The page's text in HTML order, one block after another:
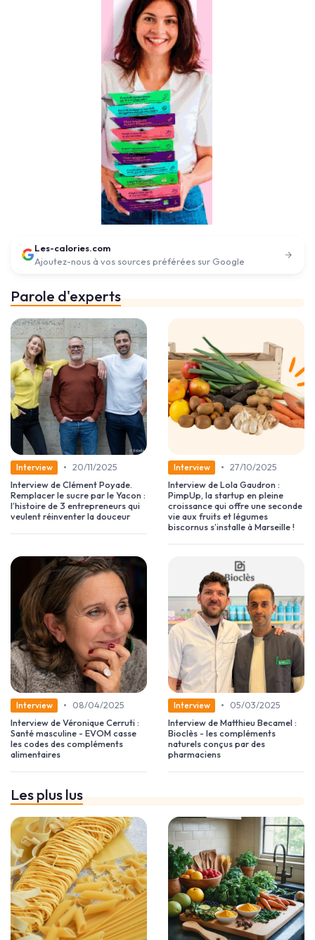
Les-calories.com
Ajoutez-nous à vos sources préférées sur Google
Parole d'experts
Interview • 20/11/2025
Interview de Clément Poyade.
Remplacer le sucre par le Yacon :
l’histoire de 3 entrepreneurs qui
veulent réinventer la douceur
Interview • 27/10/2025
Interview de Lola Gaudron :
PimpUp, la startup en pleine
croissance qui offre une seconde
vie aux fruits et légumes
biscornus s’installe à Marseille !
Interview •
08/04/2025
Interview de Véronique Cerruti :
Santé masculine - EVOM casse
les codes des compléments
alimentaires
Interview •
05/03/2025
Interview de Matthieu Becamel :
Bioclès - les compléments
naturels conçus par des
pharmaciens
Les plus lus